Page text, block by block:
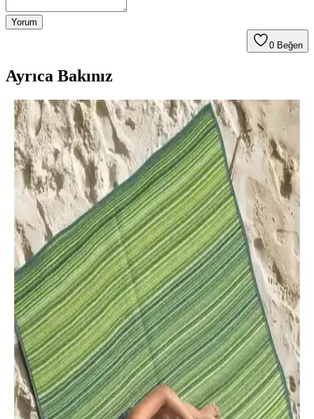
Yorum
0 Beğen
Ayrıca Bakınız
Bahçe ve Balkon İçin En İyi Oturma Takımları
Karşılaştırması ve Seçim Rehberi
İki popüler bahçe oturma takımı EVDEMO Deniz ve Monalin
Home Garden Elite'in özelliklerini, kullanıcı yorumlarını ve
karşılaştırmasını detaylı inceledik, doğru seçim yapmanız için
rehberlik sağlıyoruz.
Caretta Home ve Konfor Halı Savana 8805
Karşılaştırması Plaj ve Açık Alan Kullanımı İçin En
İyi Seçenekler
Caretta Home ve Konfor Halı Savana 8805, hafif ve dayanıklı, çok
amaçlı plaj halılarıdır. Her ikisi de kolay taşınabilir ve temizliği
pratiktir, farklı özellikleriyle kullanıcıların tercihini belirliyor.
Stilmax 24V 5AH 2000W Çift Akülü Dal Kesme
Testere ile Güçlü ve Pratik Bahçe Kesim Çözümü
Güçlü 2000W motor ve çift 24V akü ile uzun süreli ve kolay bahçe
kesimleri sağlayan Stilmax dal testeresi, ergonomik tasarımı ve
güvenlik özellikleriyle öne çıkar.